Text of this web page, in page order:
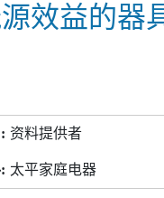
效益的器
资料提供者
太平家庭电器